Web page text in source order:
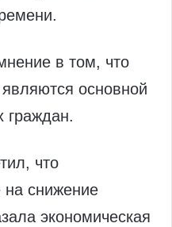
в том, что
основной
граждан.
что
на снижение
экономическая